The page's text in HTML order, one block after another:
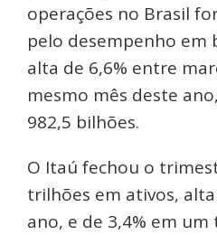
operações no Brasil
pelo desempenho em
alta de 6,6% entre
mesmo mês deste
982,5 bilhões.
O Itaú fechou o
trilhões em ativos,
ano, e de 3,4% em